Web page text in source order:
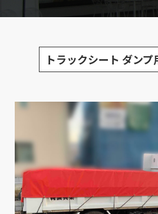
トラックシート ダン